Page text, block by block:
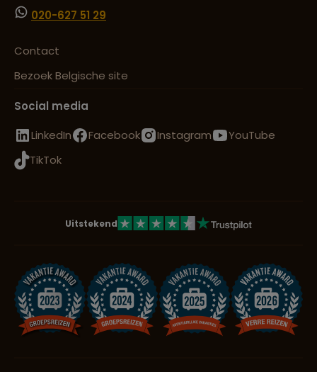
020-627 51 29
Contact
Bezoek Belgische site
Social media
LinkedIn
Facebook Instagram
YouTube
TikTok
Uitstekend